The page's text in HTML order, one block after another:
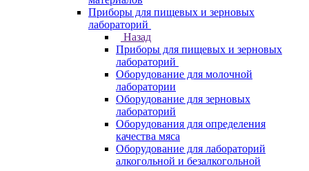
Приборы для пищевых и зерновых
лабораторий
Назад
Приборы для пищевых и зерновых
лабораторий
Оборудование для молочной
лаборатории
Оборудование для зерновых
лабораторий
Оборудования для определения
качества мяса
Оборудование для лабораторий
алкогольной и безалкогольной